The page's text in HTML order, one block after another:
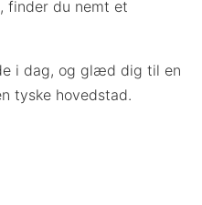
finder du nemt et
i dag, og glæd dig til en
tyske hovedstad.